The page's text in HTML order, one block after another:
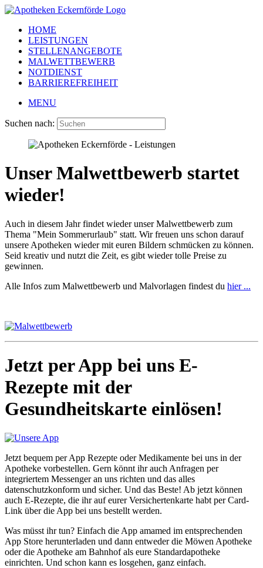
HOME
LEISTUNGEN
STELLENANGEBOTE
MALWETTBEWERB
NOTDIENST
BARRIEREFREIHEIT
MENU
Suchen nach:
Unser Malwettbewerb startet
wieder!
Auch in diesem Jahr findet wieder unser Malwettbewerb zum
Thema "Mein Sommerurlaub" statt. Wir freuen uns schon darauf
unsere Apotheken wieder mit euren Bildern schmücken zu können.
Seid kreativ und nutzt die Zeit, es gibt wieder tolle Preise zu
gewinnen.
Alle Infos zum Malwettbewerb und Malvorlagen findest du hier ...
Jetzt per App bei uns E-
Rezepte mit der
Gesundheitskarte einlösen!
Jetzt bequem per App Rezepte oder Medikamente bei uns in der
Apotheke vorbestellen. Gern könnt ihr auch Anfragen per
integriertem Messenger an uns richten und das alles
datenschutzkonform und sicher. Und das Beste! Ab jetzt können
auch E-Rezepte, die ihr auf eurer Versichertenkarte habt per Card-
Link über die App bei uns bestellt werden.
Was müsst ihr tun? Einfach die App amamed im entsprechenden
App Store herunterladen und dann entweder die Möwen Apotheke
oder die Apotheke am Bahnhof als eure Standardapotheke
einrichten. Und schon kann es losgehen, ganz einfach.